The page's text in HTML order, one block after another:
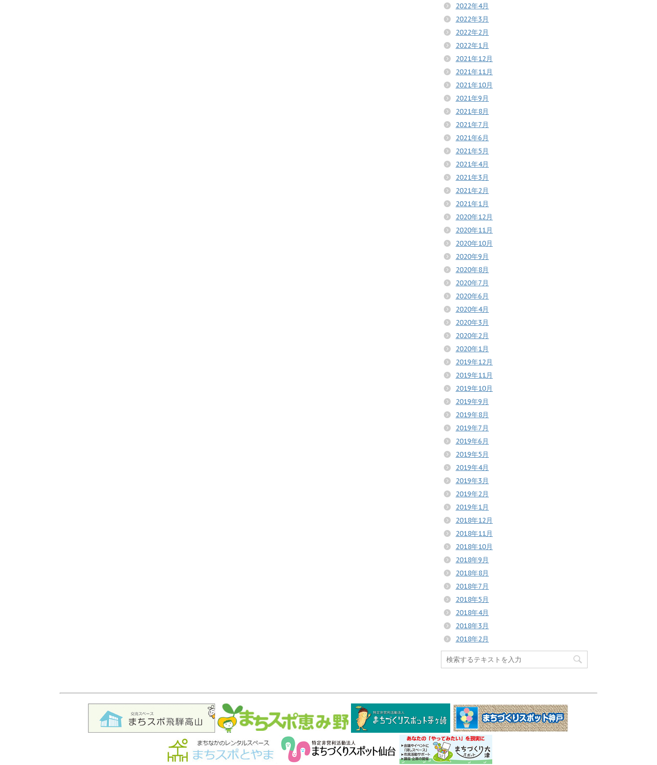
2022年4月
2022年3月
2022年2月
2022年1月
2021年12月
2021年11月
2021年10月
2021年9月
2021年8月
2021年7月
2021年6月
2021年5月
2021年4月
2021年3月
2021年2月
2021年1月
2020年12月
2020年11月
2020年10月
2020年9月
2020年8月
2020年7月
2020年6月
2020年4月
2020年3月
2020年2月
2020年1月
2019年12月
2019年11月
2019年10月
2019年9月
2019年8月
2019年7月
2019年6月
2019年5月
2019年4月
2019年3月
2019年2月
2019年1月
2018年12月
2018年11月
2018年10月
2018年9月
2018年8月
2018年7月
2018年5月
2018年4月
2018年3月
2018年2月